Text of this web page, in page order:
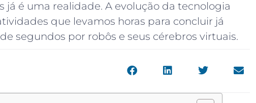
já é uma realidade. A evolução da tecnologia
que levamos horas para concluir já
segundos por robôs e seus cérebros virtuais.